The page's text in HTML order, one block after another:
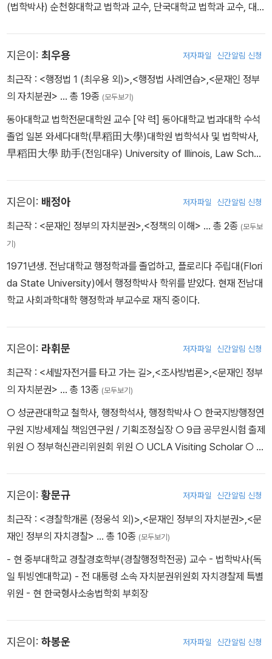
(법학박사) 순천향대학교 법학과 교수, 단국대학교 법학과 교수, 대통
직 및 지방직 7급·9급 공채시험 출제위원
지은이: 최우용 저자파일 신간알림 신청
최근작 : <행정법 1 (최우용 외)>,<행정법 사례연습>,<문재인 정부
의 자치분권> … 총 19종 (모두보기)
동아대학교 법학전문대학원 교수 [약 력] 동아대학교 법과대학 수석
졸업 일본 와세다대학(早稻田大學)대학원 법학석사 및 법학박사,
早稻田大學 助手(전임대우) University of Illinois, Law Scho
2.31.) [수상 경력] 동아학술상 수상(2005) 한국공법학회 신진학술
상 수상(2009) 동아대학교 최우수 강의교수상 수상(2003, 2008,
2011, 2014, 2020, 2022) 한국비교공법학회 우수논문상 수상(20
원 감정평가사, 공인노무사, 세무사 등 각종 자격시험 출제 및 채점위
원 [기타 경력] (현)한국비교공법학회 고문(회장 역임) 한국공법학
회, 한국행정법학회, 한국지방자치법학회 부회장 국가 행정법제위원
회 위원 법제처 법령심사위원회 위원 부산광역시 공직자윤리위원회
위원장 부산광역시 행정심판위원회 위원장 대리 부산광역시 지방시
자치분권위원회 제2전문위원회 위원장, 국회입법자문위원, 행정안전
부 정책자문위원, 교육부 양성평등심의회위원 등 역임 [저 서] 1. 현대
행정과 지방자치법, 세종출판사, 2002 2. 지방자치의 기초이론[번역
서], 동아대학교 출판부, 2006 3. 지방자치법 강의(제3판), 동아대
학교출판부, 2008 4. 행정법총론요해, 동아대학교출판부, 2009 5.
변호사시험 행정법 완전분석, 한국학술정보(주), 2011. 7. 지방자치
법의 주요 쟁점, 동방출판사, 2014 8. 논점·판례 행정법총론, 법영사,
2015 9. 행정법 종합연습, 동방출판사, 2016 10. 논점·판례 행정법
총론(제2판), 법영사, 2019 [공 저] 1. 韓國憲法裁判所10年史,
도시혁신과 거버넌스, 한국학술정보(주), 2008 4. 일본의 행정과 공
공정책, 법문사, 2009 5. 分權改革下の地方自治法制の國際
比較(일본서적), 有信堂, 2019 6. 행정법총론(1), 법영사, 2021.
지은이: 배정아 저자파일 신간알림 신청
최근작 : <문재인 정부의 자치분권>,<정책의 이해> … 총 2종 (모두보
기)
1971년생. 전남대학교 행정학과를 졸업하고, 플로리다 주립대(Flori
da State University)에서 행정학박사 학위를 받았다. 현재 전남대
학교 사회과학대학 행정학과 부교수로 재직 중이다.
지은이: 라휘문 저자파일 신간알림 신청
최근작 : <세발자전거를 타고 가는 길>,<조사방법론>,<문재인 정부
의 자치분권> … 총 13종 (모두보기)
○ 성균관대학교 철학사, 행정학석사, 행정학박사 ○ 한국지방행정연
구원 지방세제실 책임연구원 / 기획조정실장 ○ 9급 공무원시험 출제
위원 ○ 정부혁신관리위원회 위원 ○ UCLA Visiting Scholar ○ 국
사위원회 위원 ○ 경기도 선진화위원회 위원 ○ 서울특별시 경영평가
위원회 위원 ○ (현) (사)자치제도연구소 소장 ○ (현) 지방자치발전
위원회 자문위원 ○ (현) 경인행정학회 회장 ○ (현) 성결대학교 행정
지은이: 황문규 저자파일 신간알림 신청
최근작 : <경찰학개론 (정웅석 외)>,<문재인 정부의 자치분권>,<문
재인 정부의 자치경찰> … 총 10종 (모두보기)
- 현 중부대학교 경찰경호학부(경찰행정학전공) 교수 - 법학박사(독
일 튀빙엔대학교) - 전 대통령 소속 자치분권위원회 자치경찰제 특별
위원 - 현 한국형사소송법학회 부회장
지은이: 하봉운 저자파일 신간알림 신청